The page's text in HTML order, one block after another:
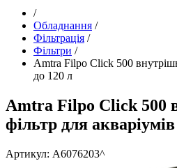
/
Обладнання /
Фільтрація /
Фільтри /
Amtra Filpo Click 500
до 120 л
Amtra Filpo Click 500
фільтр для
Артикул: A6076203^